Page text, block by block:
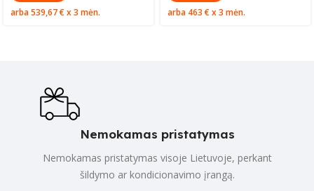
arba539,67 €x 3 mėn. arba 463 €x 3 mėn.
Nemokamas pristatymas
Nemokamas pristatymas visoje Lietuvoje, perkant
šildymo ar kondicionavimo įrangą.